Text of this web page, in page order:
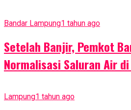
Bandar Lampung1 tahun ago
Setelah Banjir, Pemkot
Normalisasi Saluran Air
Lampung1 tahun ago